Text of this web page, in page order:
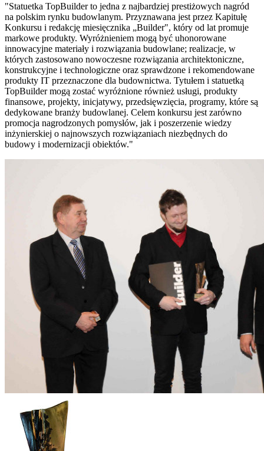
"Statuetka TopBuilder to jedna z najbardziej prestiżowych nagród
na polskim rynku budowlanym. Przyznawana jest przez Kapitułę
Konkursu i redakcję miesięcznika „Builder", który od lat promuje
markowe produkty. Wyróżnieniem mogą być uhonorowane
innowacyjne materiały i rozwiązania budowlane; realizacje, w
których zastosowano nowoczesne rozwiązania architektoniczne,
konstrukcyjne i technologiczne oraz sprawdzone i rekomendowane
produkty IT przeznaczone dla budownictwa. Tytułem i statuetką
TopBuilder mogą zostać wyróżnione również usługi, produkty
finansowe, projekty, inicjatywy, przedsięwzięcia, programy, które są
dedykowane branży budowlanej. Celem konkursu jest zarówno
promocja nagrodzonych pomysłów, jak i poszerzenie wiedzy
inżynierskiej o najnowszych rozwiązaniach niezbędnych do
budowy i modernizacji obiektów."